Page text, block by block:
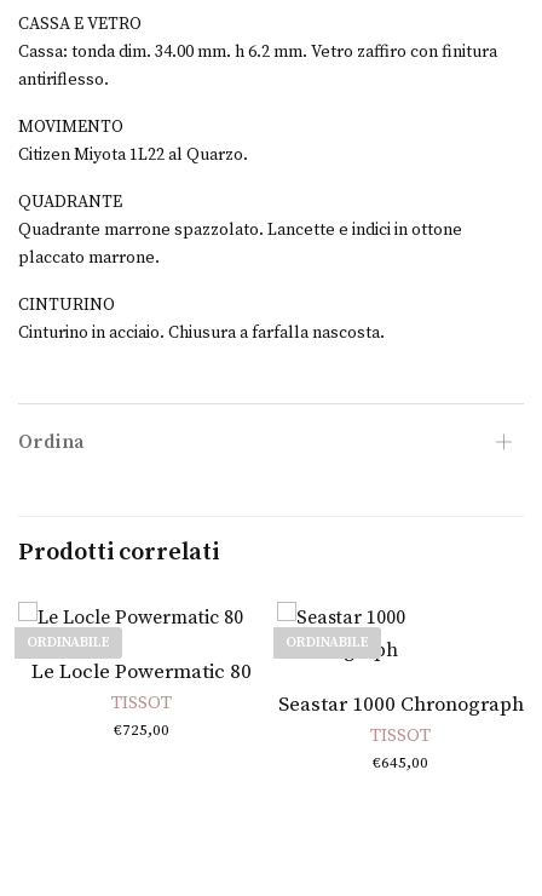
CASSA E VETRO
Cassa: tonda dim. 34.00 mm. h 6.2 mm. Vetro zaffiro con finitura
antiriflesso.
MOVIMENTO
Citizen Miyota 1L22 al Quarzo.
QUADRANTE
Quadrante marrone spazzolato. Lancette e indici in ottone
placcato marrone.
CINTURINO
Cinturino in acciaio. Chiusura a farfalla nascosta.
Ordina
Prodotti correlati
ORDINABILE
Leggi tutto
Le Locle Powermatic 80
TISSOT
€725,00
ORDINABILE
Leggi tutto
Seastar 1000 Chronograph
TISSOT
€645,00